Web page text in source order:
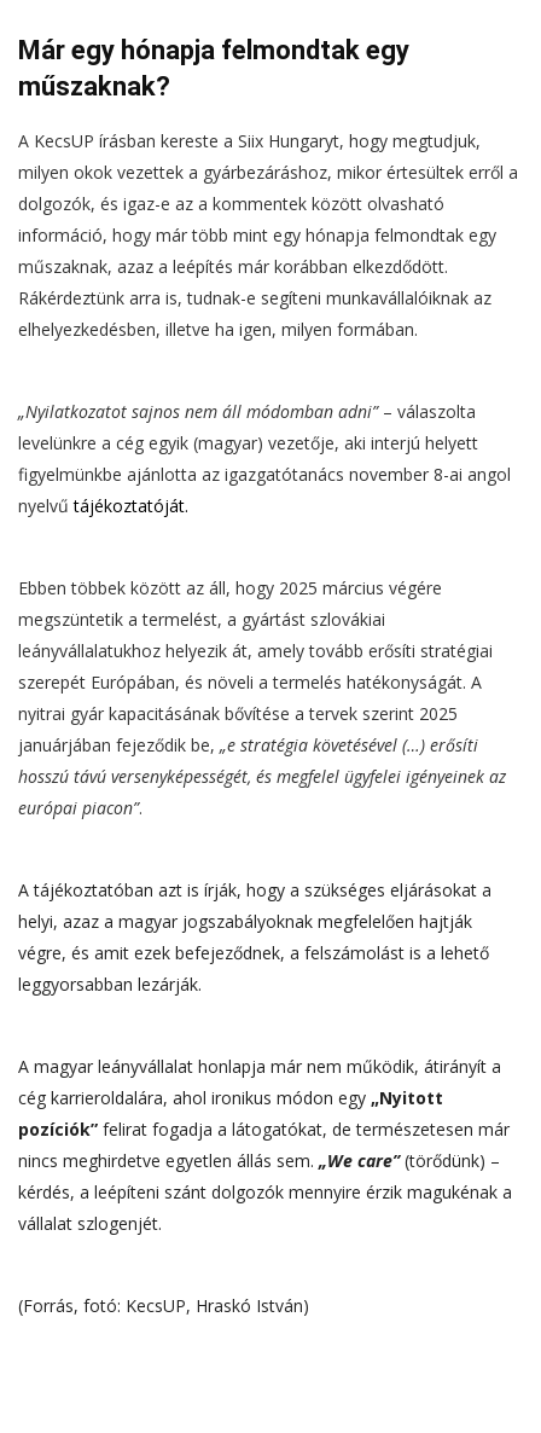
Már egy hónapja felmondtak egy
műszaknak?
A KecsUP írásban kereste a Siix Hungaryt, hogy megtudjuk,
milyen okok vezettek a gyárbezáráshoz, mikor értesültek erről a
dolgozók, és igaz-e az a kommentek között olvasható
információ, hogy már több mint egy hónapja felmondtak egy
műszaknak, azaz a leépítés már korábban elkezdődött.
Rákérdeztünk arra is, tudnak-e segíteni munkavállalóiknak az
elhelyezkedésben, illetve ha igen, milyen formában.
„Nyilatkozatot sajnos nem áll módomban adni”– válaszolta
levelünkre a cég egyik (magyar) vezetője, aki interjú helyett
figyelmünkbe ajánlotta az igazgatótanács november 8-ai angol
nyelvűtájékoztatóját.
Ebben többek között az áll, hogy 2025 március végére
megszüntetik a termelést, a gyártást szlovákiai
leányvállalatukhoz helyezik át, amely tovább erősíti stratégiai
szerepét Európában, és növeli a termelés hatékonyságát. A
nyitrai gyár kapacitásának bővítése a tervek szerint 2025
januárjában fejeződik be, „e stratégia követésével (…) erősíti
hosszú távú versenyképességét, és megfelel ügyfelei igényeinek az
európai piacon”.
A tájékoztatóban azt is írják, hogy a szükséges eljárásokat a
helyi, azaz a magyar jogszabályoknak megfelelően hajtják
végre, és amit ezek befejeződnek, a felszámolást is a lehető
leggyorsabban lezárják.
A magyar leányvállalat honlapja már nem működik, átirányít a
cég karrieroldalára, ahol ironikus módon egy „Nyitott
pozíciók” felirat fogadja a látogatókat, de természetesen már
nincs meghirdetve egyetlen állás sem. „We care”(törődünk) –
kérdés, a leépíteni szánt dolgozók mennyire érzik magukénak a
vállalat szlogenjét.
(Forrás, fotó: KecsUP, Hraskó István)